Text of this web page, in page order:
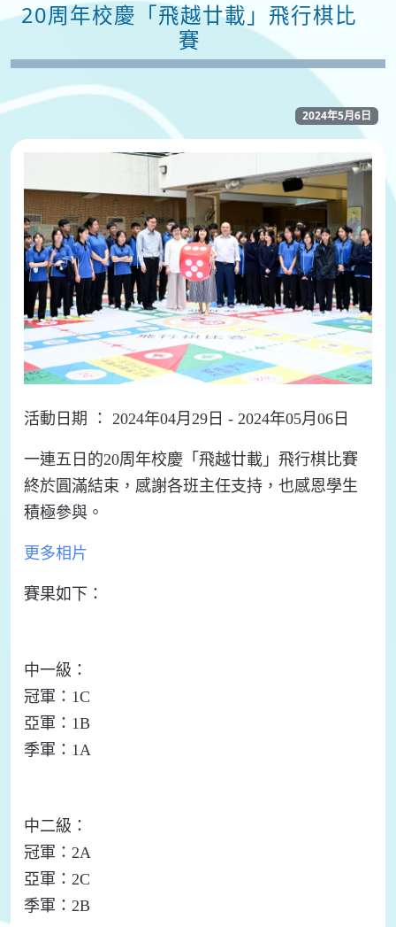
20周年校慶「飛越廿載」飛行棋比
賽
2024年5月6日
活動日期 ： 2024年04月29日 - 2024年05月06日
一連五日的20周年校慶「飛越廿載」飛行棋比賽
終於圓滿結束，感謝各班主任支持，也感恩學生
積極參與。
更多相片
賽果如下：
中一級：
冠軍：1C
亞軍：1B
季軍：1A
中二級：
冠軍：2A
亞軍：2C
季軍：2B